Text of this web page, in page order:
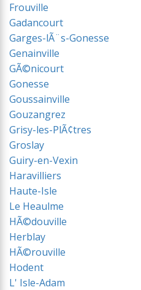
Frouville
Gadancourt
Garges-lÃ¨s-Gonesse
Genainville
GÃ©nicourt
Gonesse
Goussainville
Gouzangrez
Grisy-les-PlÃ¢tres
Groslay
Guiry-en-Vexin
Haravilliers
Haute-Isle
Le Heaulme
HÃ©douville
Herblay
HÃ©rouville
Hodent
L' Isle-Adam